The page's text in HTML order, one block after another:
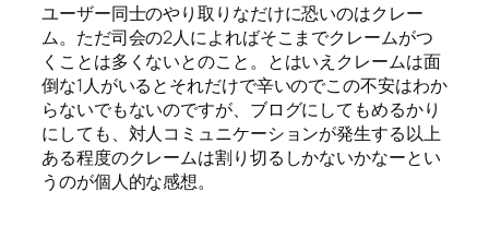
ユーザー同士のやり取りなだけに恐いのはクレー
ム。ただ司会の2人によればそこまでクレームがつ
くことは多くないとのこと。とはいえクレームは面
倒な1人がいるとそれだけで辛いのでこの不安はわか
らないでもないのですが、ブログにしてもめるかり
にしても、対人コミュニケーションが発生する以上
ある程度のクレームは割り切るしかないかなーとい
うのが個人的な感想。